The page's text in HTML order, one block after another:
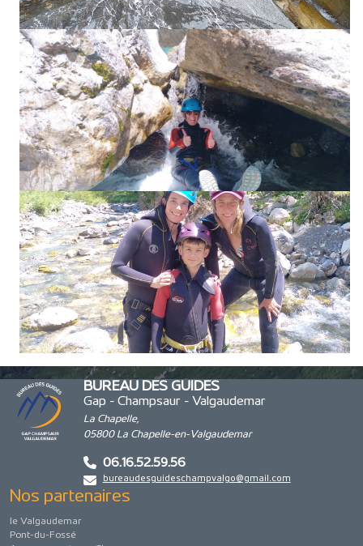
BUREAU DES GUIDES
Gap - Champsaur - Valgaudemar
La Chapelle,
05800 La Chapelle-en-Valgaudemar
06.16.52.59.56
bureaudesguideschampvalgo@gmail.com
Nos partenaires
le Valgaudemar
Pont-du-Fossé